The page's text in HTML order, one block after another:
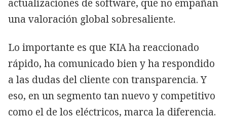
actualizaciones de software, que no empañan
una valoración global sobresaliente.
Lo importante es que KIA ha reaccionado
rápido, ha comunicado bien y ha respondido
a las dudas del cliente con transparencia. Y
eso, en un segmento tan nuevo y competitivo
como el de los eléctricos, marca la diferencia.